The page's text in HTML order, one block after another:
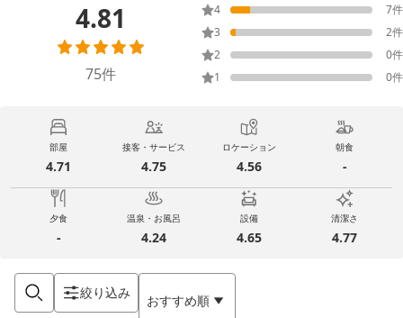
4.81
75件
4
7件
3
2件
2
0件
1
0件
部屋
4.71
接客・サービス
4.75
ロケーション
4.56
朝食
-
夕食
-
温泉・お風呂
4.24
設備
4.65
清潔さ
4.77
絞り込み おすすめ順